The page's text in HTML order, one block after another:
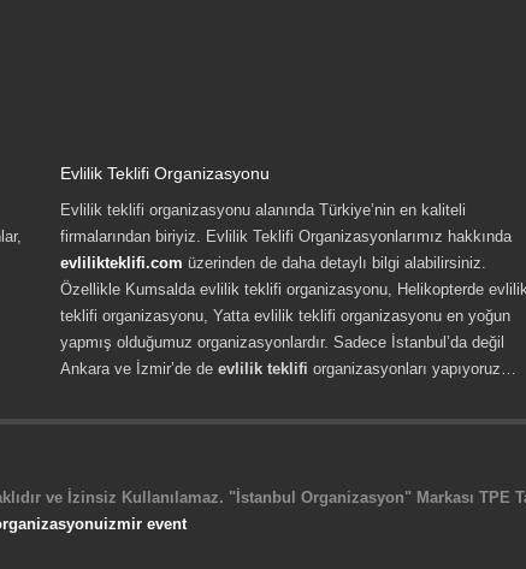
Evlilik Teklifi Organizasyonu
Evlilik teklifi organizasyonu alanında Türkiye’nin en kaliteli
firmalarından biriyiz. Evlilik Teklifi Organizasyonlarımız hakkında
evlilikteklifi.com üzerinden de daha detaylı bilgi alabilirsiniz.
Özellikle Kumsalda evlilik teklifi organizasyonu, Helikopterde evlilik
teklifi organizasyonu, Yatta evlilik teklifi organizasyonu en yoğun
yapmış olduğumuz organizasyonlardır. Sadece İstanbul’da değil
Ankara ve İzmir’de de evlilik teklifi organizasyonları yapıyoruz…
ve İzinsiz Kullanılamaz. "İstanbul Organizasyon" Markası TPE
izmir event